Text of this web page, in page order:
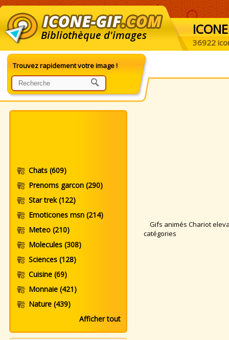
Bibliothèque d'images ICONE
36922
Trouvez rapidement votre image !
Chats (609)
Prenoms garcon (290)
Star trek(122)
Emoticones msn (214)
Meteo (210)
Molecules (308)
Sciences (128)
Cuisine (69)
Monnaie (421)
Nature (439)
Afficher tout
Gifs animés Chariot
catégories